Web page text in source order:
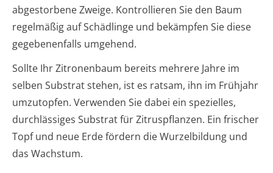
abgestorbene Zweige. Kontrollieren Sie den Baum
regelmäßig auf Schädlinge und bekämpfen Sie diese
gegebenenfalls umgehend.
Sollte Ihr Zitronenbaum bereits mehrere Jahre im
selben Substrat stehen, ist es ratsam, ihn im Frühjahr
umzutopfen. Verwenden Sie dabei ein spezielles,
durchlässiges Substrat für Zitruspflanzen. Ein frischer
Topf und neue Erde fördern die Wurzelbildung und
das Wachstum.